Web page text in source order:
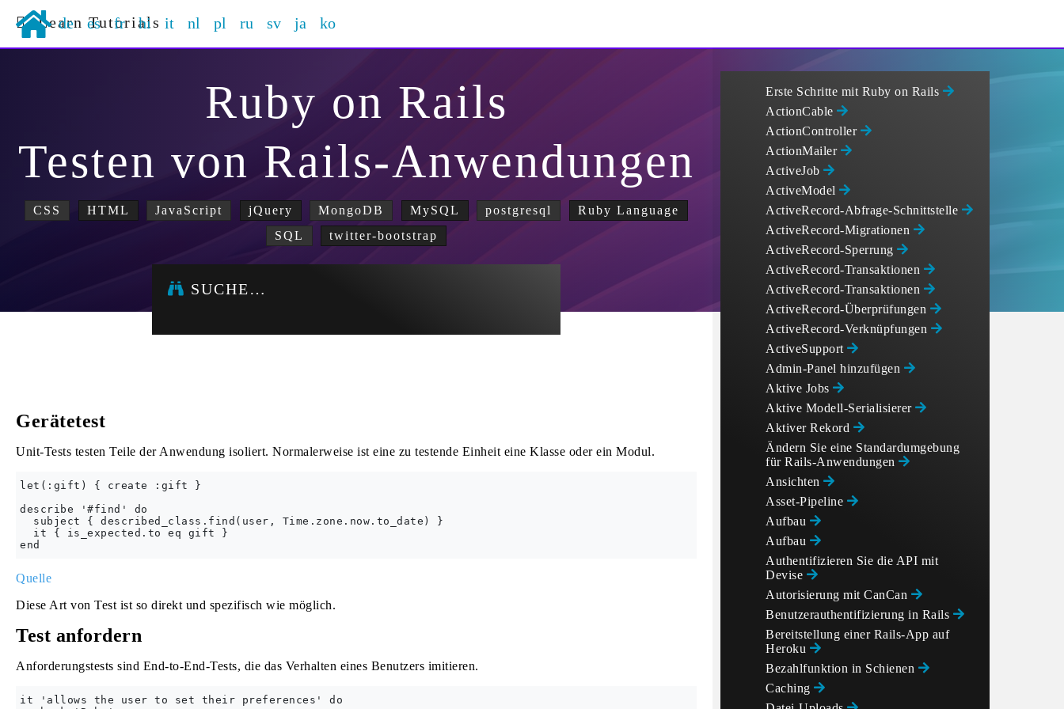
Learn Tutorials
de es fr hi it nl pl ru sv ja ko
Ruby on Rails
Testen von Rails-Anwendungen
CSS HTML JavaScript jQuery MongoDB MySQL postgresql
Ruby Language
SQL
twitter-bootstrap
SUCHE…
Gerätetest
Unit-Tests testen Teile der Anwendung isoliert. Normalerweise ist eine zu testende Einheit eine Klasse oder ein Modul.
let(:gift) { create :gift }
describe '#find' do
  subject { described_class.find(user, Time.zone.now.to_date) }
  it { is_expected.to eq gift }
Quelle
Diese Art von Test ist so direkt und spezifisch wie möglich.
Test anfordern
Anforderungstests sind End-to-End-Tests, die das Verhalten eines Benutzers imitieren.
it 'allows the user to set their preferences' do
Erste Schritte mit Ruby on Rails
ActionCable
ActionController
ActionMailer
ActiveJob
ActiveModel
ActiveRecord-Abfrage-Schnittstelle
ActiveRecord-Migrationen
ActiveRecord-Sperrung
ActiveRecord-Transaktionen
ActiveRecord-Transaktionen
ActiveRecord-Überprüfungen
ActiveRecord-Verknüpfungen
ActiveSupport
Admin-Panel hinzufügen
Aktive Jobs
Aktive Modell-Serialisierer
Aktiver Rekord
Ändern Sie eine Standardumgebung
für Rails-Anwendungen
Ansichten
Asset-Pipeline
Aufbau
Aufbau
Authentifizieren Sie die API mit
Devise
Autorisierung mit CanCan
Benutzerauthentifizierung in Rails
Bereitstellung einer Rails-App auf
Heroku
Bezahlfunktion in Schienen
Caching